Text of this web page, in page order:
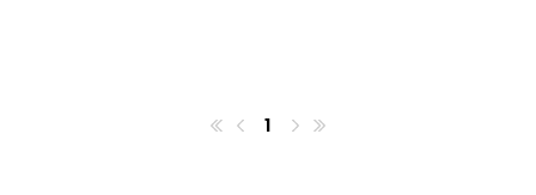
첫번째페이지 1 마지막페이지